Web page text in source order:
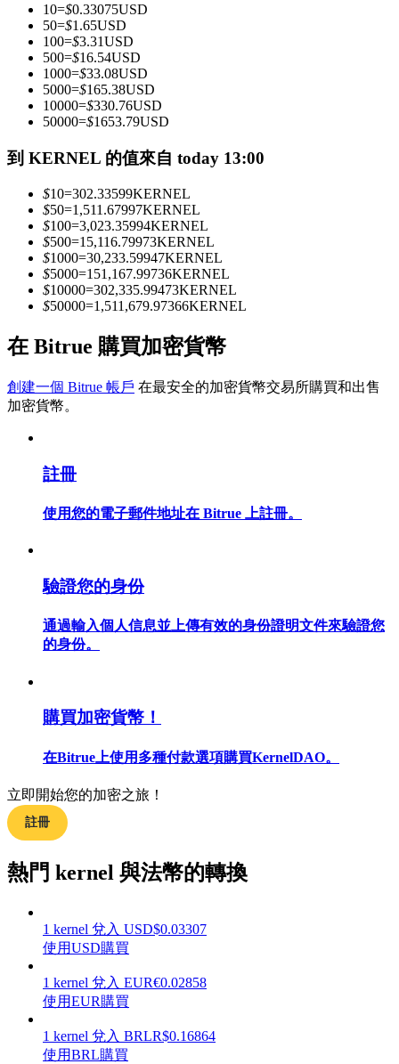
成為跟單交易員
包含交易情況等的大數據分析
合約功能使用指南
交易策略
學習如何保持盈利
10=$0.33075USD
50=$1.65USD
100=$3.31USD
500=$16.54USD
1000=$33.08USD
5000=$165.38USD
10000=$330.76USD
50000=$1653.79USD
到 KERNEL 的值來自 today 13:00
$10=302.33599KERNEL
$50=1,511.67997KERNEL
$100=3,023.35994KERNEL
$500=15,116.79973KERNEL
$1000=30,233.59947KERNEL
$5000=151,167.99736KERNEL
$10000=302,335.99473KERNEL
$50000=1,511,679.97366KERNEL
在 Bitrue 購買加密貨幣
創建一個 Bitrue 帳戶 在最安全的加密貨幣交易所購買和出售
加密貨幣。
註冊
使用您的電子郵件地址在 Bitrue 上註冊。
驗證您的身份
通過輸入個人信息並上傳有效的身份證明文件來驗證您
的身份。
購買加密貨幣！
在Bitrue上使用多種付款選項購買KernelDAO。
立即開始您的加密之旅！
註冊
熱門 kernel 與法幣的轉換
1 kernel 兌入 USD$0.03307
使用USD購買
1 kernel 兌入 EUR€0.02858
使用EUR購買
1 kernel 兌入 BRLR$0.16864
使用BRL購買